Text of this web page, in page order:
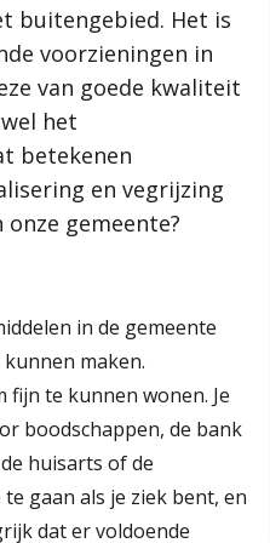
Scherpenzeel graag mee
buitengebied. Het is
voorzieningen in
van goede kwaliteit
het
betekenen
en vegrijzing
gemeente?
buitengebied. Het is
voorzieningen in
van goede kwaliteit
het
betekenen
en vegrijzing
gemeente?
in de gemeente
maken.
te kunnen wonen. Je
boodschappen, de bank
huisarts of de
gaan als je ziek bent, en
dat er voldoende